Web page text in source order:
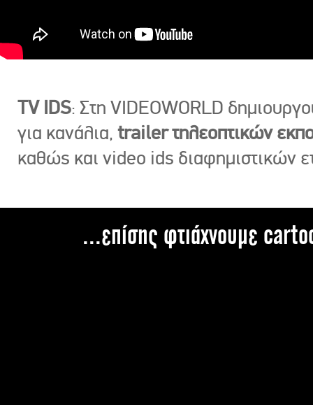
TV IDS: Στη VIDEOWORLD
για κανάλια, trailer τηλεοπτικών
καθώς και video ids διαφημιστικών
...επίσης φτιάχνουμε